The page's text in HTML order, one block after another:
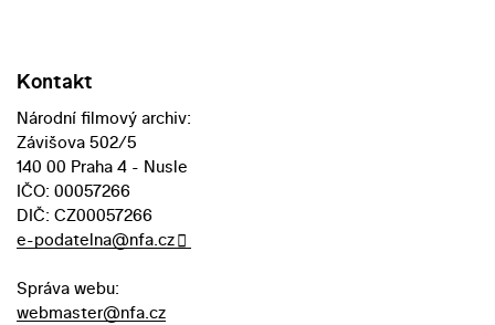
Kontakt
Národní filmový archiv:
Závišova 502/5
140 00 Praha 4 - Nusle
IČO: 00057266
DIČ: CZ00057266
e-podatelna@nfa.cz
Správa webu:
webmaster@nfa.cz